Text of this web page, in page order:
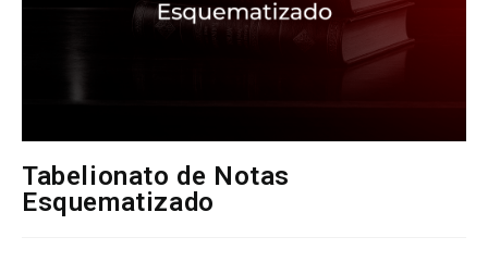
Tabelionato de Notas
Esquematizado